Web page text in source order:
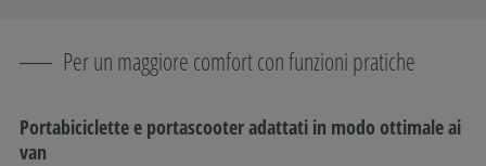
Per un maggiore comfort con funzioni pratiche
Portabiciclette e portascooter adattati in modo ottimale ai
van